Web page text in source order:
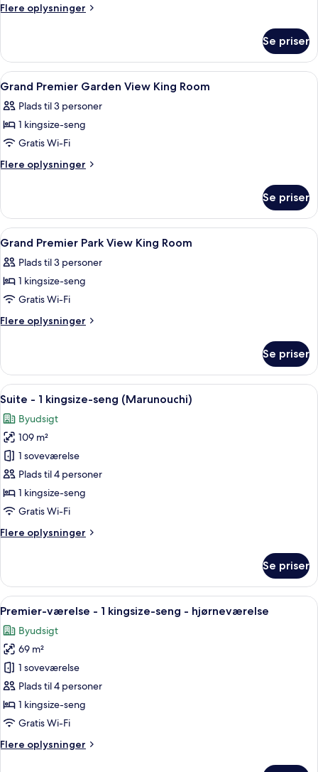
(Premier
Flere oplysninger
Flere
værelse
2
(Premier
Park
Se priser
Indlæs
alle
billeder
af
Grand
Premier
King
Room
Et moderne hotelværelse med en
6
Grand Premier Garden View King Room
Plads til 3 personer
1 kingsize-seng
Gratis Wi-Fi
Flere oplysninger
Flere
Premier
Garden
View
Room
Se priser
Indlæs
alle
billeder
af
Grand
Premier
King
Room
Et hotelværelse med en stor seng,
8
Grand Premier Park View King Room
Plads til 3 personer
1 kingsize-seng
Gratis Wi-Fi
Flere oplysninger
Flere
Premier
Park
View
Room
Se priser
Indlæs
alle
billeder
af
Suite
-
1
kingsize-
(Marunouchi)
Et moderne hotelværelse med et
12
Suite - 1 kingsize-seng (Marunouchi)
Byudsigt
109 m²
1 soveværelse
Plads til 4 personer
1 kingsize-seng
Gratis Wi-Fi
Flere oplysninger
Flere
-
kingsize-
(Marunouchi)
Se priser
Indlæs
alle
billeder
af
Premier-
værelse
-
1
seng
Et moderne hotelværelse med en
10
Premier-værelse - 1 kingsize-seng - hjørneværelse
Byudsigt
69 m²
1 soveværelse
Plads til 4 personer
1 kingsize-seng
Gratis Wi-Fi
Flere oplysninger
Flere